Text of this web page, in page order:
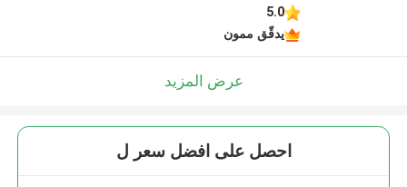
5.0
يدقّق ممون
عرض المزيد
احصل على افضل سعر ل